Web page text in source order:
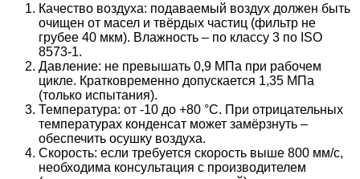
Качество воздуха: подаваемый воздух должен быть
очищен от масел и твёрдых частиц (фильтр не
грубее 40 мкм). Влажность – по классу 3 по ISO
8573-1.
Давление: не превышать 0,9 МПа при рабочем
цикле. Кратковременно допускается 1,35 МПа
(только испытания).
Температура: от -10 до +80 °C. При отрицательных
температурах конденсат может замёрзнуть –
обеспечить осушку воздуха.
Скорость: если требуется скорость выше 800 мм/с,
необходима консультация с производителем